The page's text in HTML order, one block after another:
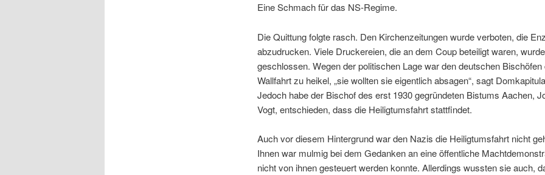
Eine Schmach für das NS-Regime.
Die Quittung folgte rasch. Den Kirchenzeitungen wurde verboten, die
abzudrucken. Viele Druckereien, die an dem Coup beteiligt waren,
geschlossen. Wegen der politischen Lage war den deutschen Bischöfen
Wallfahrt zu heikel, „sie wollten sie eigentlich absagen“, sagt
Jedoch habe der Bischof des erst 1930 gegründeten Bistums Aachen,
Vogt, entschieden, dass die Heiligtumsfahrt stattfindet.
Auch vor diesem Hintergrund war den Nazis die Heiligtumsfahrt nicht
Ihnen war mulmig bei dem Gedanken an eine öffentliche
nicht von ihnen gesteuert werden konnte. Allerdings wussten sie auch,